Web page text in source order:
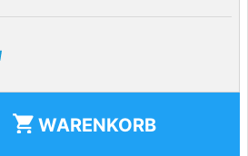
shopping_cart WARENKORB